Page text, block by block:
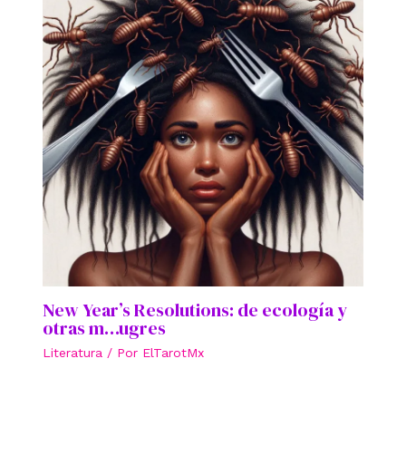
New Year’s Resolutions: de ecología y
otras m…ugres
Literatura / Por ElTarotMx